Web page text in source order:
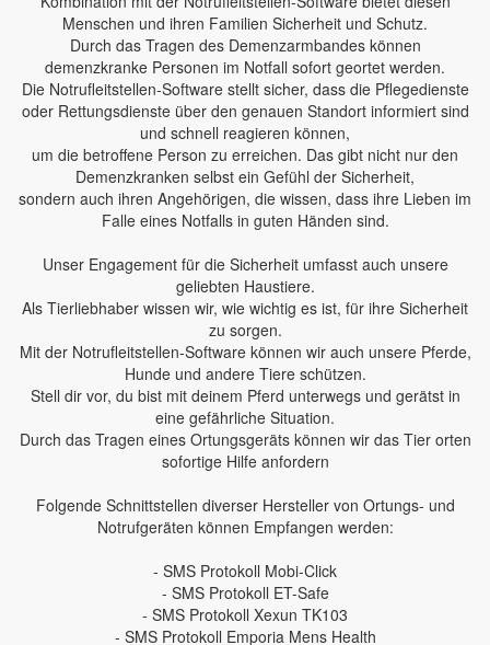
Menschen und ihren Familien Sicherheit und Schutz.
Durch das Tragen des Demenzarmbandes können
demenzkranke Personen im Notfall sofort geortet werden.
Die Notrufleitstellen-Software stellt sicher, dass die Pflegedienste
oder Rettungsdienste über den genauen Standort informiert sind
und schnell reagieren können,
um die betroffene Person zu erreichen. Das gibt nicht nur den
Demenzkranken selbst ein Gefühl der Sicherheit,
sondern auch ihren Angehörigen, die wissen, dass ihre Lieben im
Falle eines Notfalls in guten Händen sind.
Unser Engagement für die Sicherheit umfasst auch unsere
geliebten Haustiere.
Als Tierliebhaber wissen wir, wie wichtig es ist, für ihre Sicherheit
zu sorgen.
Mit der Notrufleitstellen-Software können wir auch unsere Pferde,
Hunde und andere Tiere schützen.
Stell dir vor, du bist mit deinem Pferd unterwegs und gerätst in
eine gefährliche Situation.
Durch das Tragen eines Ortungsgeräts können wir das Tier orten
sofortige Hilfe anfordern
Folgende Schnittstellen diverser Hersteller von Ortungs- und
Notrufgeräten können Empfangen werden:
- SMS Protokoll Mobi-Click
- SMS Protokoll ET-Safe
- SMS Protokoll Xexun TK103
- SMS Protokoll Emporia Mens Health